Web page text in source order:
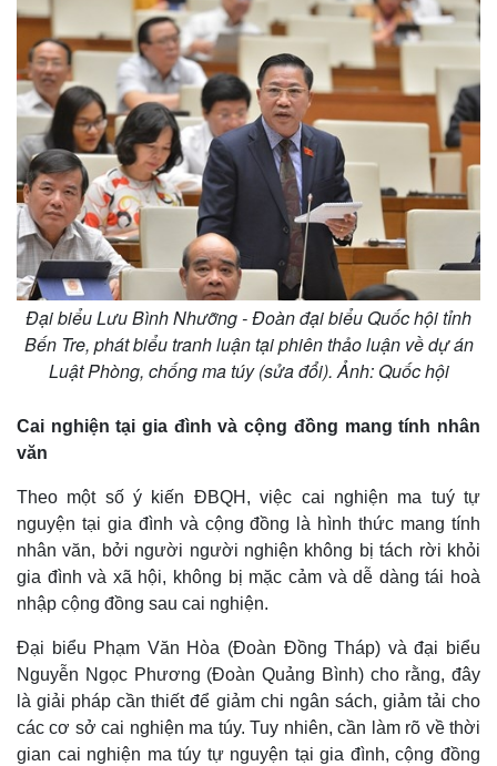
Đại biểu Lưu Bình Nhưỡng - Đoàn đại biểu Quốc hội tỉnh
Bến Tre, phát biểu tranh luận tại phiên thảo luận về dự án
Luật Phòng, chống ma túy (sửa đổi). Ảnh: Quốc hội
Cai nghiện tại gia đình và cộng đồng mang tính nhân
văn
Theo một số ý kiến ĐBQH, việc cai nghiện ma tuý tự
nguyện tại gia đình và cộng đồng là hình thức mang tính
nhân văn, bởi người người nghiện không bị tách rời khỏi
gia đình và xã hội, không bị mặc cảm và dễ dàng tái hoà
nhập cộng đồng sau cai nghiện.
Đại biểu Phạm Văn Hòa (Đoàn Đồng Tháp) và đại biểu
Nguyễn Ngọc Phương (Đoàn Quảng Bình) cho rằng, đây
là giải pháp cần thiết để giảm chi ngân sách, giảm tải cho
các cơ sở cai nghiện ma túy. Tuy nhiên, cần làm rõ về thời
gian cai nghiện ma túy tự nguyện tại gia đình, cộng đồng